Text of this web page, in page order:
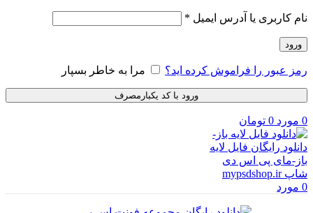
نام کاربری یا آدرس ایمیل *
ورود
رمز عبور را فراموش کرده اید؟ مرا به خاطر بسپار
ورود با کد یکبارمصرف
0 مورد 0 تومان
0 مورد